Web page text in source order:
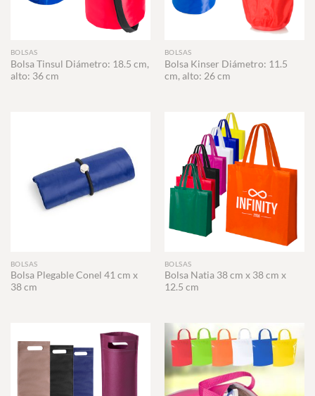
BOLSAS
Bolsa Tinsul Diámetro: 18.5 cm,
alto: 36 cm
BOLSAS
Bolsa Kinser Diámetro: 11.5
cm, alto: 26 cm
BOLSAS
Bolsa Plegable Conel 41 cm x
38 cm
BOLSAS
Bolsa Natia 38 cm x 38 cm x
12.5 cm